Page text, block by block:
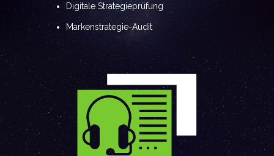
Digitale Strategieprüfung
Markenstrategie-Audit